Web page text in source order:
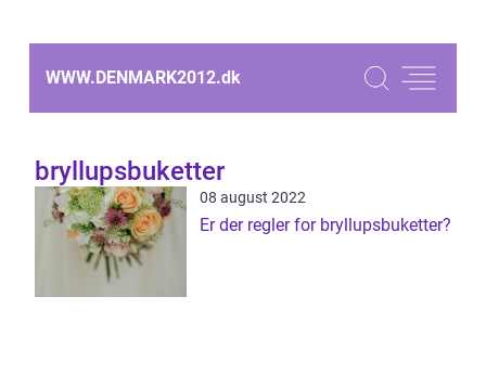
WWW.DENMARK2012.dk
bryllupsbuketter
08 august 2022
Er der regler for bryllupsbuketter?